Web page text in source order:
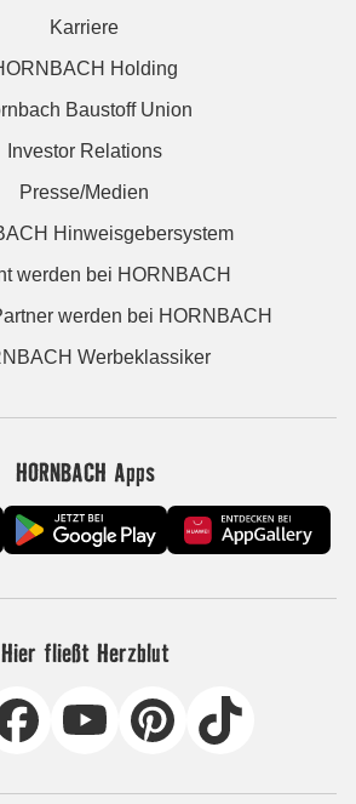
Karriere
Holding
Baustoff Union
Investor Relations
Presse/Medien
Hinweisgebersystem
werden bei HORNBACH
werden bei HORNBACH
Werbeklassiker
HORNBACH Apps
Hier fließt Herzblut